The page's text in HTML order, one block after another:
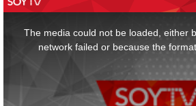
The media could not be loaded, either
network failed or because the